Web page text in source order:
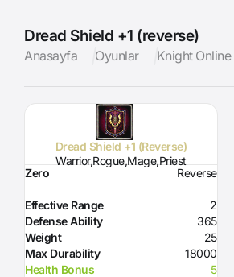
Dread Shield +1 (reverse)
Anasayfa Oyunlar Knight Online
Dread Shield +1 (Reverse)
Warrior,Rogue,Mage,Priest
Zero
Reverse
Effective Range
2
Defense Ability
365
Weight
25
Max Durability
18000
Health Bonus
5